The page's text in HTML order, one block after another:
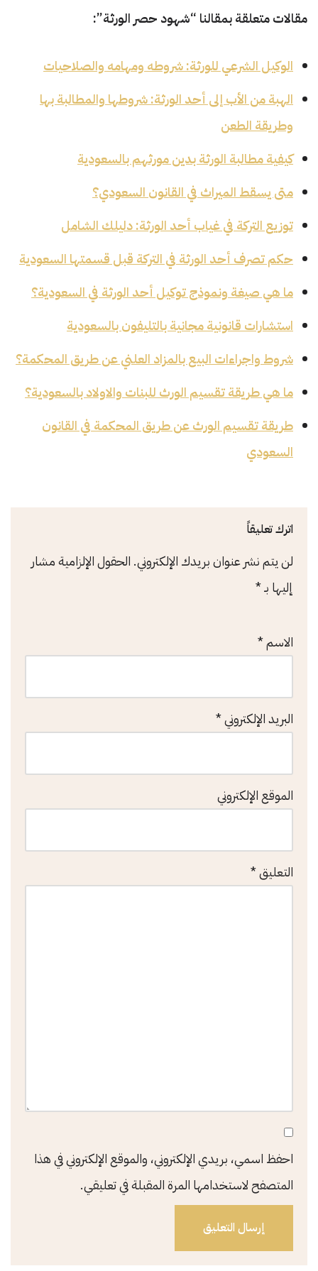
مقالات متعلقة بمقالنا “شهود حصر الورثة”:
الوكيل الشرعي للورثة: شروطه ومهامه والصلاحيات
الهبة من الأب إلى أحد الورثة: شروطها والمطالبة بها
وطريقة الطعن
كيفية مطالبة الورثة بدين مورثهم بالسعودية
متى يسقط الميراث في القانون السعودي؟
توزيع التركة في غياب أحد الورثة: دليلك الشامل
حكم تصرف أحد الورثة في التركة قبل قسمتها السعودية
ما هي صيغة ونموذج توكيل أحد الورثة في السعودية؟
استشارات قانونية مجانية بالتليفون بالسعودية
شروط واجراءات البيع بالمزاد العلني عن طريق المحكمة؟
ما هي طريقة تقسيم الورث للبنات والاولاد بالسعودية؟
طريقة تقسيم الورث عن طريق المحكمة في القانون
السعودي
اترك تعليقاً
لن يتم نشر عنوان بريدك الإلكتروني. الحقول الإلزامية مشار
إليها بـ*
الاسم*
البريد الإلكتروني*
الموقع الإلكتروني
التعليق*
احفظ اسمي، بريدي الإلكتروني، والموقع الإلكتروني في هذا
المتصفح لاستخدامها المرة المقبلة في تعليقي.